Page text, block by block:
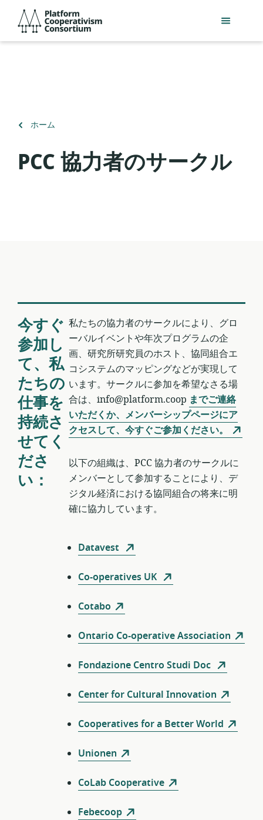
Consortium
（）
る
ホーム
PCC 協力者のサークル
今すぐ
参加し
て、私
たちの
仕事を
持続さ
せてく
ださ
い：
私たちの協力者のサークルにより、グロ
ーバルイベントや年次プログラムの企
画、研究所研究員のホスト、協同組合エ
コシステムのマッピングなどが実現して
います。サークルに参加を希望なさる場
合は、info@platform.coop までご連絡
いただくか、メンバーシップページにア
クセスして、今すぐご参加ください。
以下の組織は、PCC 協力者のサークルに
メンバーとして参加することにより、デ
ジタル経済における協同組合の将来に明
確に協力しています。
Datavest
Co-operatives UK
Cotabo
Ontario Co-operative Association
Fondazione Centro Studi Doc
Center for Cultural Innovation
Cooperatives for a Better World
Unionen
CoLab Cooperative
Febecoop